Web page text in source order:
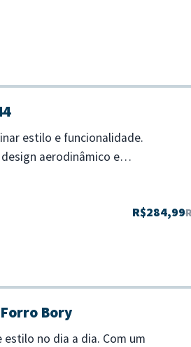
estilo e funcionalidade.
aerodinâmico e
R$284,99
Bory
no dia a dia. Com um